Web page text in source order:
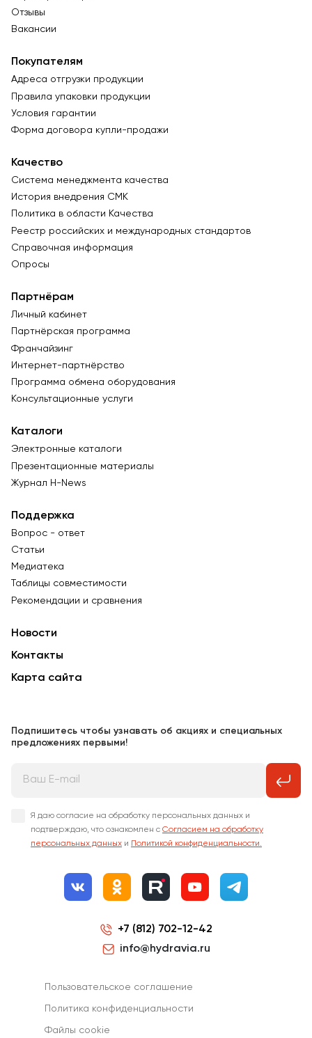
Отзывы
Вакансии
Покупателям
Адреса отгрузки продукции
Правила упаковки продукции
Условия гарантии
Форма договора купли-продажи
Качество
Система менеджмента качества
История внедрения СМК
Политика в области Качества
Реестр российских и международных стандартов
Справочная информация
Опросы
Партнёрам
Личный кабинет
Партнёрская программа
Франчайзинг
Интернет-партнёрство
Программа обмена оборудования
Консультационные услуги
Каталоги
Электронные каталоги
Презентационные материалы
Журнал Н-News
Поддержка
Вопрос - ответ
Статьи
Медиатека
Таблицы совместимости
Рекомендации и сравнения
Новости
Контакты
Карта сайта
Подпишитесь чтобы узнавать об акциях и специальных
предложениях первыми!
Я даю согласие на обработку персональных данных и
подтверждаю, что ознакомлен с Согласием на обработку
персональных данных и Политикой конфиденциальности.
+7 (812) 702-12-42
info@hydravia.ru
Пользовательское соглашение
Политика конфиденциальности
Файлы cookie